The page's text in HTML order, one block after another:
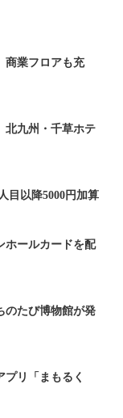
業フロアも充
北九州・千草ホテ
目以降5000円加算
ホールカードを配
たび博物館が発
リ「まもるく